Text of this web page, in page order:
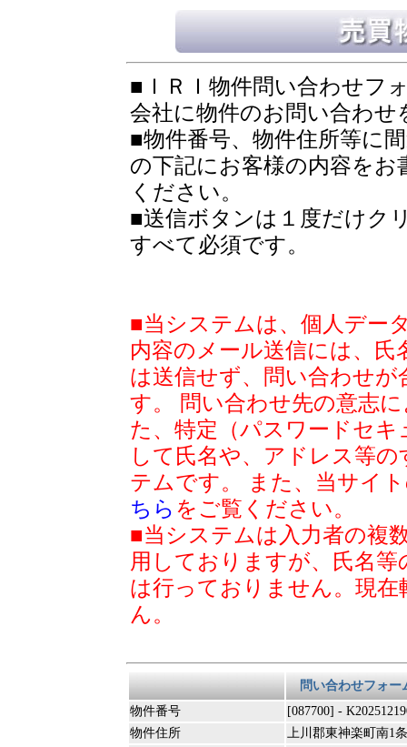
■ＩＲＩ物件問い合わせフ
会社に物件のお問い合わせ
■物件番号、物件住所等に
の下記にお客様の内容を
ください。
■送信ボタンは１度だけク
すべて必須です。
■当システムは、個人デー
内容のメール送信には、
は送信せず、問い合わせ
す。 問い合わせ先の意志
た、特定（パスワードセ
して氏名や、アドレス等
テムです。 また、当サイ
ちら をご覧ください。
■当システムは入力者の複
用しておりますが、氏名
は行っておりません。現
ん。
問い合わせフォー
物件番号
[087700] -
物件住所
上川郡東神楽町南1